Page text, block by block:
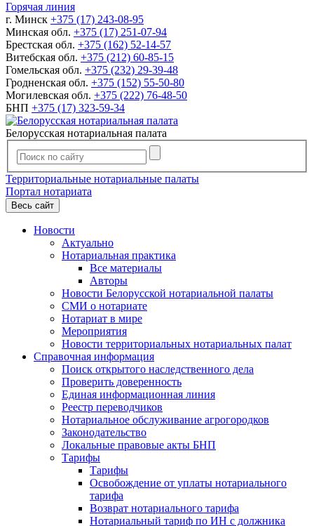
Горячая линия
г. Минск +375 (17) 243-08-95
Минская обл. +375 (17) 251-07-94
Брестская обл. +375 (162) 52-14-57
Витебская обл. +375 (212) 60-85-15
Гомельская обл. +375 (232) 29-39-48
Гродненская обл. +375 (152) 55-50-80
Могилевская обл. +375 (222) 76-48-50
БНП +375 (17) 323-59-34
Белорусская нотариальная палата
Территориальные нотариальные палаты
Портал нотариата
Весь сайт
Новости
Актуально
Нотариальная практика
Все материалы
Авторы
Новости Белорусской нотариальной палаты
СМИ о нотариате
Нотариат в мире
Мероприятия
Новости территориальных нотариальных палат
Справочная информация
Поиск открытого наследственного дела
Проверить доверенность
Единая информационная линия
Реестр переводчиков
Нотариальное обслуживание агрогородков
Законодательство
Локальные правовые акты БНП
Тарифы
Тарифы
Освобождение от уплаты нотариального
тарифа
Возврат нотариального тарифа
Нотариальный тариф по ИН с должника